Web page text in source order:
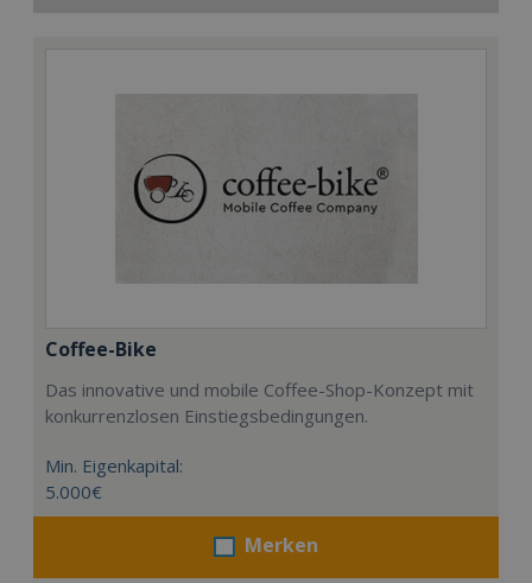
Coffee-Bike
Das innovative und mobile Coffee-Shop-Konzept mit
konkurrenzlosen Einstiegsbedingungen.
Min. Eigenkapital:
5.000€
Merken